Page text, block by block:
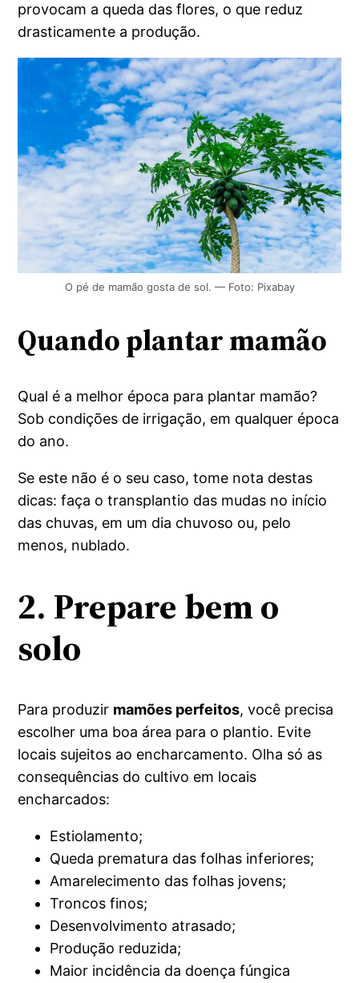
provocam a queda das flores, o que reduz
drasticamente a produção.
O pé de mamão gosta de sol. — Foto: Pixabay
Quando plantar mamão
Qual é a melhor época para plantar mamão?
Sob condições de irrigação, em qualquer época
do ano.
Se este não é o seu caso, tome nota destas
dicas: faça o transplantio das mudas no início
das chuvas, em um dia chuvoso ou, pelo
menos, nublado.
2. Prepare bem o
solo
Para produzir mamões perfeitos, você precisa
escolher uma boa área para o plantio. Evite
locais sujeitos ao encharcamento. Olha só as
consequências do cultivo em locais
encharcados:
Estiolamento;
Queda prematura das folhas inferiores;
Amarelecimento das folhas jovens;
Troncos finos;
Desenvolvimento atrasado;
Produção reduzida;
Maior incidência da doença fúngica